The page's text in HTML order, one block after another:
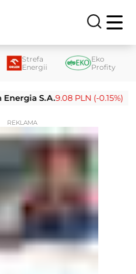
Strefa
Energii
Eko
Profity
S.A. 9.08 PLN (-0.15%)
REKLAMA